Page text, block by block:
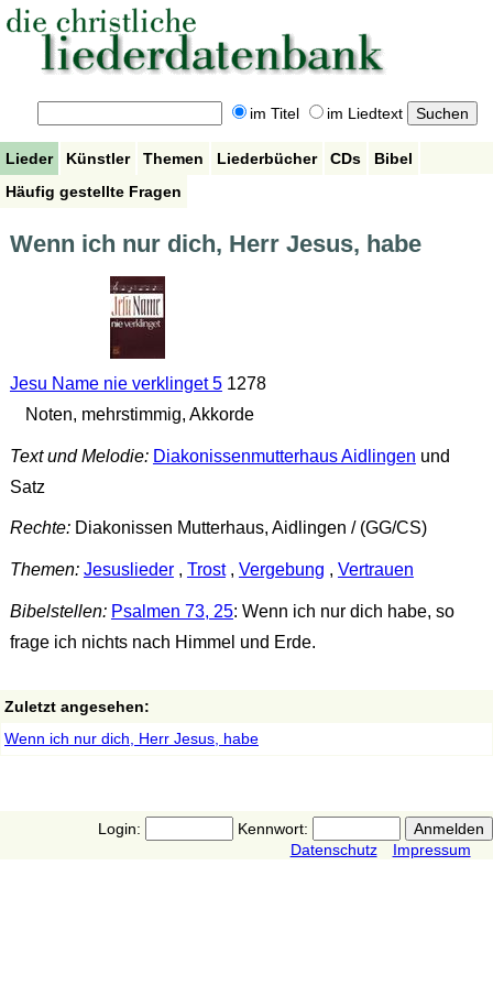
im Titel im Liedtext
Lieder Künstler Themen Liederbücher CDs
Bibel
Häufig gestellte Fragen
Wenn ich nur dich, Herr Jesus, habe
Jesu Name nie verklinget 51278
Noten, mehrstimmig, Akkorde
Text und Melodie: Diakonissenmutterhaus Aidlingen und
Satz
Rechte:Diakonissen Mutterhaus, Aidlingen / (GG/CS)
Themen: Jesuslieder, Trost, Vergebung , Vertrauen
Bibelstellen: Psalmen 73, 25: Wenn ich nur dich habe, so
frage ich nichts nach Himmel und Erde.
Zuletzt angesehen:
Wenn ich nur dich, Herr Jesus, habe
Login:
Kennwort:
Datenschutz
Impressum